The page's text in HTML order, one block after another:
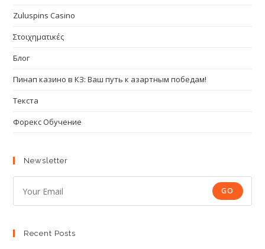
Zuluspins Casino
Στοιχηματικές
Блог
Пинап казино в КЗ: Ваш путь к азартным победам!
Текста
Форекс Обучение
Newsletter
GO
Recent Posts